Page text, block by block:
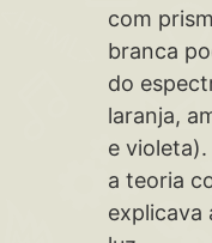
com
branca
do
laranja,
e
a teoria
explicava